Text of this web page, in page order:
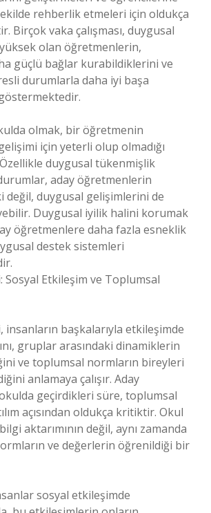
rehberlik etmeleri için oldukça
Birçok vaka çalışması, duygusal
olan öğretmenlerin,
güçlü bağlar kurabildiklerini ve
durumlarla daha iyi başa
olmak, bir öğretmenin
için yeterli olup olmadığı
duygusal tükenmişlik
aday öğretmenlerin
değil, duygusal gelişimlerini de
Duygusal iyilik halini korumak
öğretmenlere daha fazla esneklik
destek sistemleri
Sosyal Etkileşim ve Toplumsal
insanların başkalarıyla etkileşimde
gruplar arasındaki dinamiklerin
ve toplumsal normların bireyleri
anlamaya çalışır. Aday
geçirdikleri süre, toplumsal
açısından oldukça kritiktir. Okul
aktarımının değil, aynı zamanda
ve değerlerin öğrenildiği bir
sosyal etkileşimde